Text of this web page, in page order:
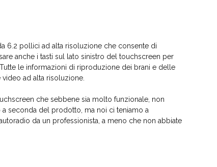
6.2 pollici ad alta risoluzione che consente di
anche i tasti sul lato sinistro del touchscreen per
le informazioni di riproduzione dei brani e delle
ad alta risoluzione.
che sebbene sia molto funzionale, non
seconda del prodotto, ma noi ci teniamo a
da un professionista, a meno che non abbiate